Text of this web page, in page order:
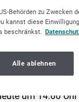
um14:00 Uhr
Behörden zu Zwecken
kannst diese
beschränkst.
Alle ablehnen